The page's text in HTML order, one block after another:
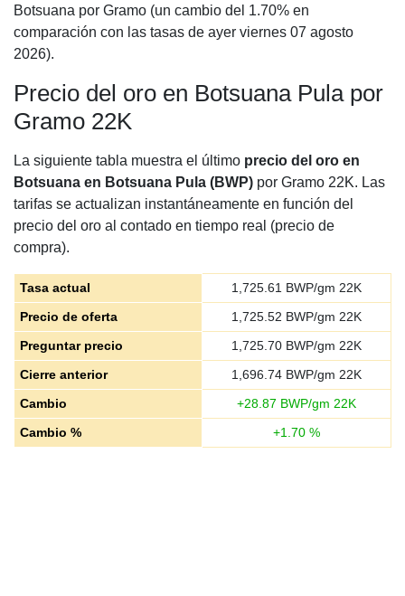
Botsuana por Gramo (un cambio del 1.70% en
comparación con las tasas de ayer viernes 07 agosto
2026).
Precio del oro en Botsuana Pula por
Gramo 22K
La siguiente tabla muestra el último precio del oro en
Botsuana en Botsuana Pula (BWP) por Gramo 22K. Las
tarifas se actualizan instantáneamente en función del
precio del oro al contado en tiempo real (precio de
compra).
Tasa actual 1,725.61 BWP/gm 22K
Precio de oferta
1,725.52 BWP/gm 22K
Preguntar precio
1,725.70 BWP/gm 22K
Cierre anterior
1,696.74 BWP/gm 22K
Cambio
+28.87 BWP/gm 22K
Cambio %
+1.70 %